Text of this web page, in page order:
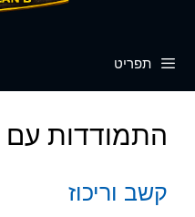
תפריט
התמודדות עם ADHD
קשב וריכוז